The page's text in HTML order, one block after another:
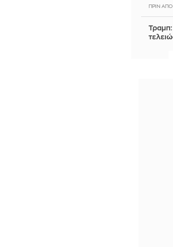
ΠΡΙΝ
Τραμπ:
ΠΡΙΝ